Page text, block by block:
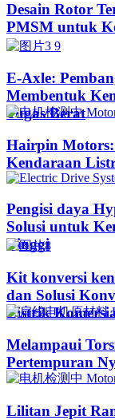
Desain Rotor
PMSM untuk
E-Axle:
Membentuk
Tugas Berat
Hairpin Motors:
Kendaraan
Pengisi daya
Solusi untuk
Tinggi
Kit konversi
dan Solusi
Listrik
Melampaui
Pertempuran
Lilitan Jepit